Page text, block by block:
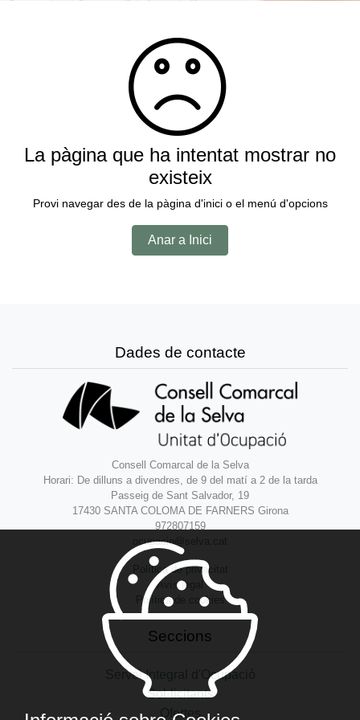
La pàgina que ha intentat mostrar no
existeix
Provi navegar des de la pàgina d'inici o el menú d'opcions
Anar a Inici
Dades de contacte
Consell Comarcal de la Selva
Horari: De dilluns a divendres, de 9 del matí a 2 de la tarda
Passeig de Sant Salvador, 19
17430 SANTA COLOMA DE FARNERS Girona
972807159
ocupacio@selva.cat
Política de privacitat
Avís legal
Política de cookies
Seccions
Servei Integral d'Ocupació
Sol·licitants
Ofertes